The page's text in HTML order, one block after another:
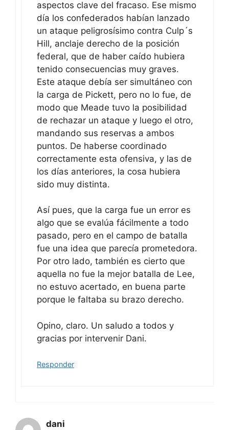
aspectos clave del fracaso. Ese mismo
día los confederados habían lanzado
un ataque peligrosísimo contra Culp´s
Hill, anclaje derecho de la posición
federal, que de haber caído hubiera
tenido consecuencias muy graves.
Este ataque debía ser simultáneo con
la carga de Pickett, pero no lo fue, de
modo que Meade tuvo la posibilidad
de rechazar un ataque y luego el otro,
mandando sus reservas a ambos
puntos. De haberse coordinado
correctamente esta ofensiva, y las de
los días anteriores, la cosa hubiera
sido muy distinta.
Así pues, que la carga fue un error es
algo que se evalúa fácilmente a todo
pasado, pero en el campo de batalla
fue una idea que parecía prometedora.
Por otro lado, también es cierto que
aquella no fue la mejor batalla de Lee,
no estuvo acertado, en buena parte
porque le faltaba su brazo derecho.
Opino, claro. Un saludo a todos y
gracias por intervenir Dani.
Responder
dani